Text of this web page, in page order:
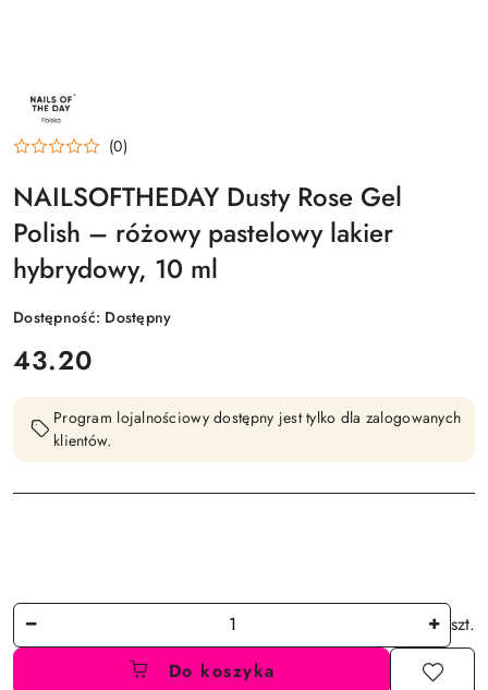
NAZWA
PRODUCENTA:
NAILSOFTHEDAY
(0)
NAILSOFTHEDAY Dusty Rose Gel
Polish – różowy pastelowy lakier
hybrydowy, 10 ml
Dostępność: Dostępny
cena:
43.20
Program lojalnościowy dostępny jest tylko dla zalogowanych
klientów.
Ilość
szt.
Do koszyka